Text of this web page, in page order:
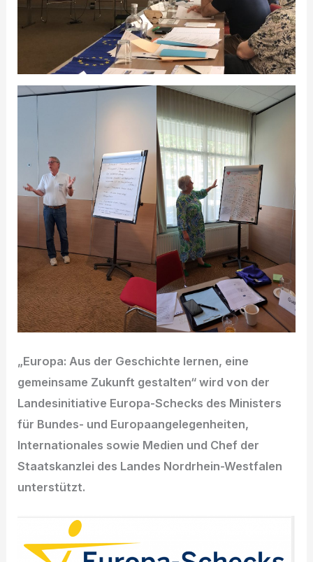
„Europa: Aus der Geschichte lernen, eine
gemeinsame Zukunft gestalten“ wird von der
Landesinitiative Europa-Schecks des Ministers
für Bundes- und Europaangelegenheiten,
Internationales sowie Medien und Chef der
Staatskanzlei des Landes Nordrhein-Westfalen
unterstützt.